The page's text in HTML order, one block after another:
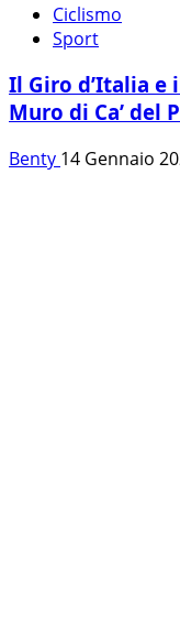
Ciclismo
Sport
Il Giro d’Italia e
Muro di Ca’ del
Benty 14 Gennaio